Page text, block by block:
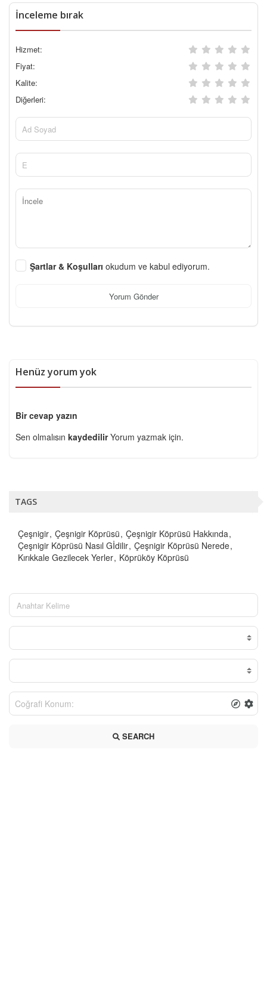
İnceleme bırak
Hizmet:
Fiyat:
Kalite:
Diğerleri:
Şartlar & Koşulları okudum ve kabul ediyorum.
Yorum Gönder
Henüz yorum yok
Bir cevap yazın
Sen olmalısın kaydedilirYorum yazmak için.
TAGS
Çeşnigir Çeşnigir Köprüsü Çeşnigir Köprüsü Hakkında
Çeşnigir Köprüsü Nasıl Gİdilir Çeşnigir Köprüsü Nerede
Kırıkkale Gezilecek Yerler Köprüköy Köprüsü
SEARCH